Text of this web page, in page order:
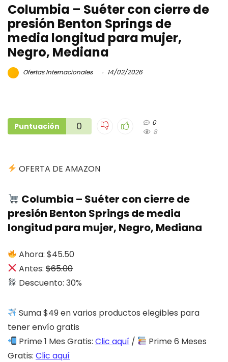
Columbia – Suéter con cierre de
presión Benton Springs de
media longitud para mujer,
Negro, Mediana
Ofertas Internacionales 14/02/2026
Puntuación 0
0
8
OFERTA DE AMAZON
Columbia – Suéter con cierre de
presión Benton Springs de media
longitud para mujer, Negro, Mediana
Ahora: $45.50
Antes:$65.00
Descuento: 30%
Suma $49 en varios productos elegibles para
tener envío gratis
Prime 1 Mes Gratis:Clic aquí /
Prime 6 Meses
Gratis: Clic aquí